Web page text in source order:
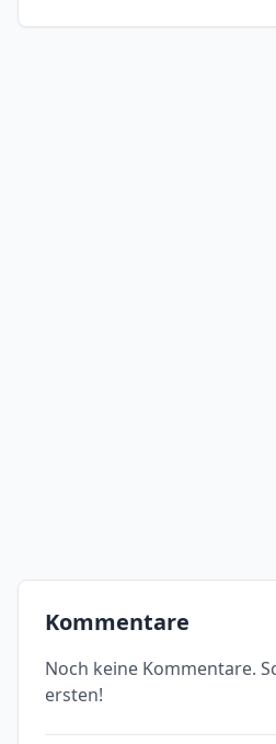
Kommentare
Noch keine Kommentare.
ersten!